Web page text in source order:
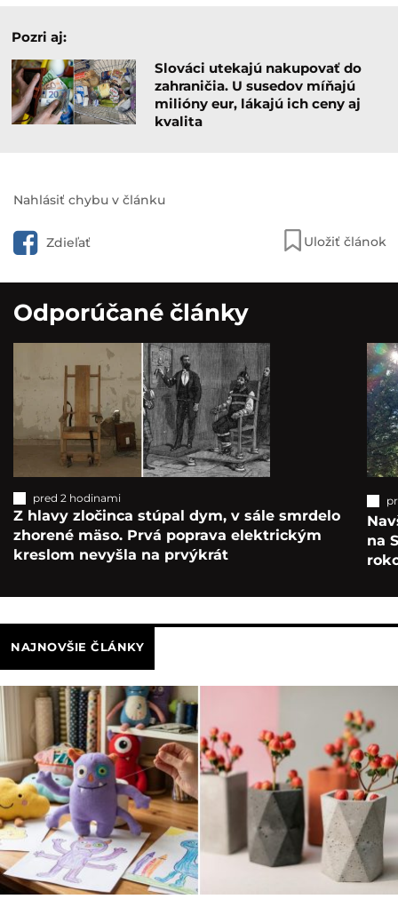
Pozri aj:
Slováci utekajú nakupovať do
zahraničia. U susedov míňajú
milióny eur, lákajú ich ceny aj
kvalita
Nahlásiť chybu v článku
Zdieľať Uložiť článok
Odporúčané články
pred 2 hodinami
Z hlavy zločinca stúpal dym, v sále smrdelo
zhorené mäso. Prvá poprava elektrickým
kreslom nevyšla na prvýkrát
na
NAJNOVŠIE ČLÁNKY